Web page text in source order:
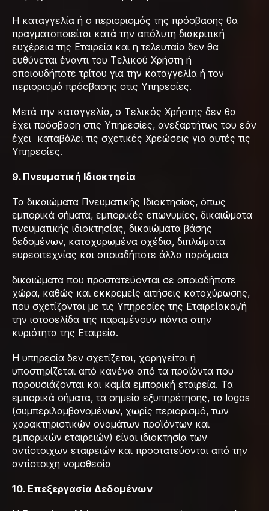
Η καταγγελία ή ο περιορισμός της πρόσβασης θα
πραγματοποιείται κατά την απόλυτη διακριτική
ευχέρεια της Εταιρεία και η τελευταία δεν θα
ευθύνεται έναντι του Τελικού Χρήστη ή
οποιουδήποτε τρίτου για την καταγγελία ή τον
περιορισμό πρόσβασης στις Υπηρεσίες.
Μετά την καταγγελία, ο Τελικός Χρήστης δεν θα
έχει πρόσβαση στις Υπηρεσίες, ανεξαρτήτως του εάν
έχει καταβάλει τις σχετικές Χρεώσεις για αυτές τις
Υπηρεσίες.
9. Πνευματική Ιδιοκτησία
Τα δικαιώματα Πνευματικής Ιδιοκτησίας, όπως
εμπορικά σήματα, εμπορικές επωνυμίες, δικαιώματα
πνευματικής ιδιοκτησίας, δικαιώματα βάσης
δεδομένων, κατοχυρωμένα σχέδια, διπλώματα
ευρεσιτεχνίας και οποιαδήποτε άλλα παρόμοια
δικαιώματα που προστατεύονται σε οποιαδήποτε
χώρα, καθώς και εκκρεμείς αιτήσεις κατοχύρωσης,
που σχετίζονται με τις Υπηρεσίες της Εταιρείακαι/ή
την ιστοσελίδα της παραμένουν πάντα στην
κυριότητα της Εταιρεία.
Η υπηρεσία δεν σχετίζεται, χορηγείται ή
υποστηρίζεται από κανένα από τα προϊόντα που
παρουσιάζονται και καμία εμπορική εταιρεία. Τα
εμπορικά σήματα, τα σημεία εξυπηρέτησης, τα logos
(συμπεριλαμβανομένων, χωρίς περιορισμό, των
χαρακτηριστικών ονομάτων προϊόντων και
εμπορικών εταιρειών) είναι ιδιοκτησία των
αντίστοιχων εταιρειών και προστατεύονται από την
αντίστοιχη νομοθεσία
10. Επεξεργασία Δεδομένων